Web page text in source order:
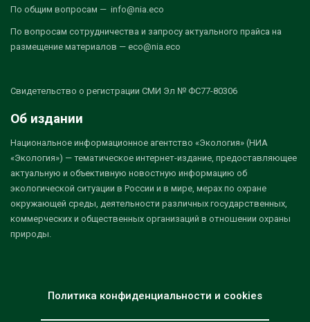
По общим вопросам — info@nia.eco
По вопросам сотрудничества и запросу актуального прайса на
размещение материалов — eco@nia.eco
Свидетельство о регистрации СМИ Эл № ФС77-80306
Об издании
Национальное информационное агентство «Экология» (НИА
«Экология») — тематическое интернет-издание, предоставляющее
актуальную и объективную новостную информацию об
экологической ситуации в России и в мире, мерах по охране
окружающей среды, деятельности различных государственных,
коммерческих и общественных организаций в отношении охраны
природы.
Политика конфиденциальности и cookies